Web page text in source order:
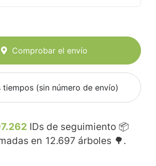
Comprobar el envío
tiempos (sin número de envío)
IDs de seguimiento 📦
en 12.697 árboles 🌳.